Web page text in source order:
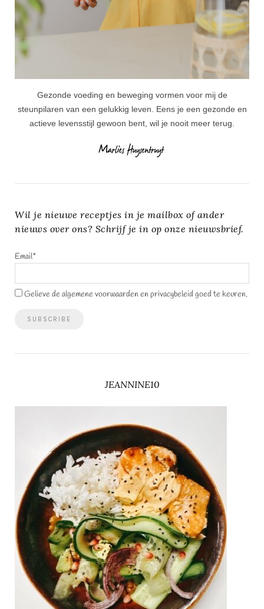
Gezonde voeding en beweging vormen voor mij de
steunpilaren van een gelukkig leven. Eens je een gezonde en
actieve levensstijl gewoon bent, wil je nooit meer terug.
Wil je nieuwe receptjes in je mailbox of ander
nieuws over ons? Schrijf je in op onze nieuwsbrief.
Email*
Gelieve de algemene voorwaarden en privacybeleid goed te keuren.
JEANNINE10